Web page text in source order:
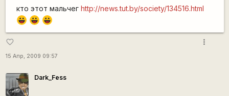
кто этот мальчег http://news.tut.by/society/134516.html
|-)) |-)) |-))
favorite_border
15 Апр, 2009 09:57
more_vert
Dark_Fess